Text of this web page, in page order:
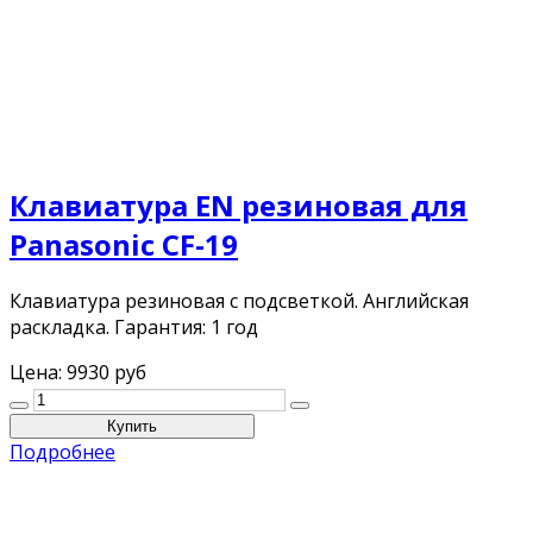
Клавиатура EN резиновая для
Panasonic CF-19
Клавиатура резиновая с подсветкой. Английская
раскладка. Гарантия: 1 год
Цена: 9930 руб
Подробнее